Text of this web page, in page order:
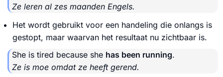
Ze leren al zes maanden Engels.
Het wordt gebruikt voor een handeling die onlangs is
gestopt, maar waarvan het resultaat nu zichtbaar is.
She is tired because she has been running.
Ze is moe omdat ze heeft gerend.